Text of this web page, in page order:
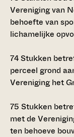
Vereniging van
behoefte van
lichamelijke
74Stukken
perceel grond
Vereniging het
75 Stukken
met de
ten behoeve